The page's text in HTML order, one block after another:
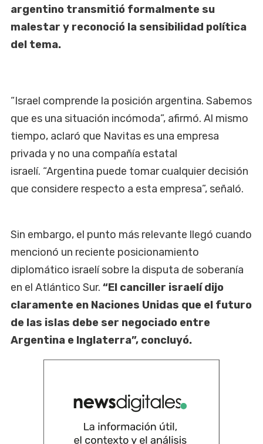
argentino transmitió formalmente su
malestar y reconoció la sensibilidad política
del tema.
“Israel comprende la posición argentina. Sabemos
que es una situación incómoda”, afirmó. Al mismo
tiempo, aclaró que Navitas es una empresa
privada y no una compañía estatal
israelí. “Argentina puede tomar cualquier decisión
que considere respecto a esta empresa”, señaló.
Sin embargo, el punto más relevante llegó cuando
mencionó un reciente posicionamiento
diplomático israelí sobre la disputa de soberanía
en el Atlántico Sur. “El canciller israelí dijo
claramente en Naciones Unidas que el futuro
de las islas debe ser negociado entre
Argentina e Inglaterra”, concluyó.